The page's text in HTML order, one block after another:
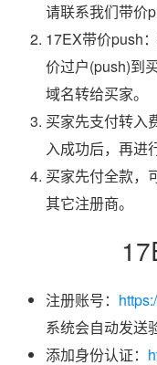
请联系我们带价
17EX带价push
价过户(push)到
域名转给买家。
买家先支付转入
入成功后，再进
买家先付全款，
其它注册商。
注册账号：
系统会自动发送
添加身份认证：